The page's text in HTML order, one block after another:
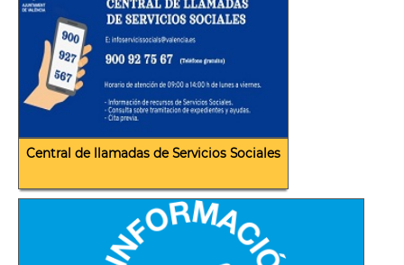
Central de llamadas de Servicios Sociales